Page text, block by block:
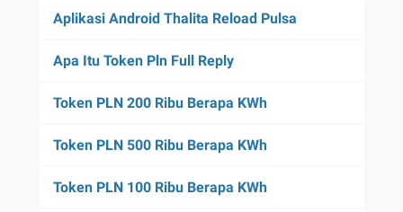
Aplikasi Android Thalita Reload Pulsa
Apa Itu Token Pln Full Reply
Token PLN 200 Ribu Berapa KWh
Token PLN 500 Ribu Berapa KWh
Token PLN 100 Ribu Berapa KWh